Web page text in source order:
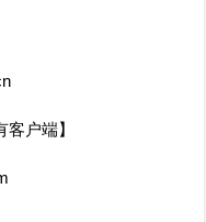
户端】